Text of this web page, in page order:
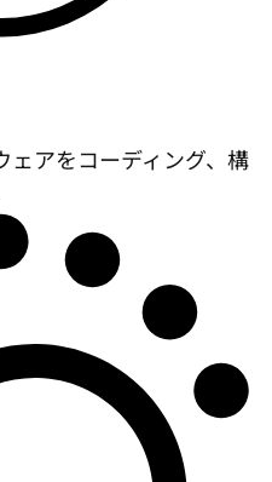
ェアをコーディング、構